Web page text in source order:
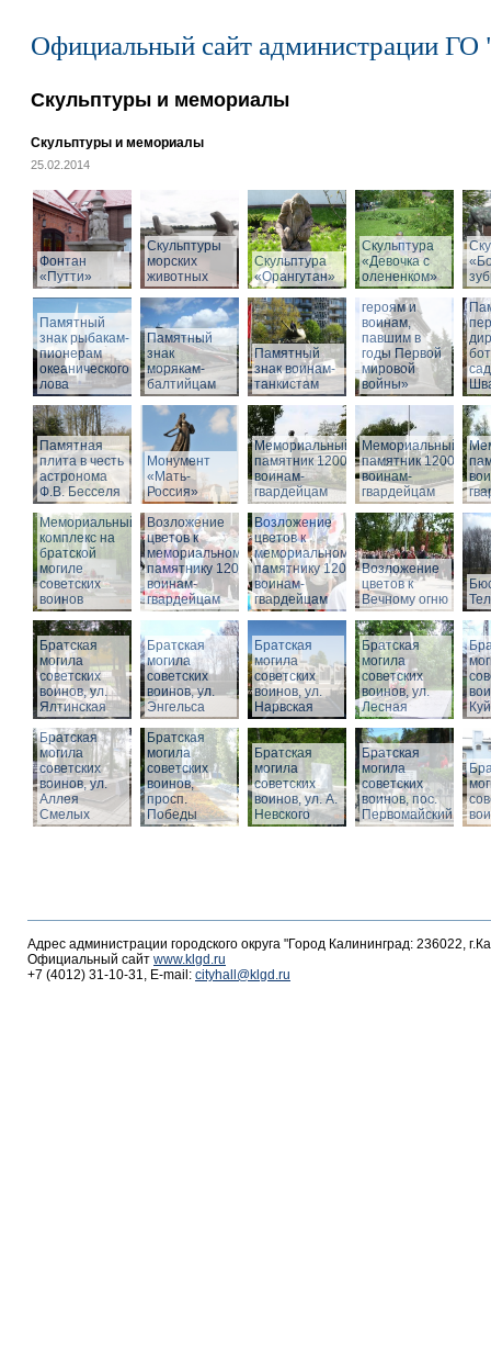
Официальный сайт администрации ГО
Скульптуры и мемориалы
Скульптуры и мемориалы
25.02.2014
Фонтан
«Путти»
Скульптуры
морских
животных
Скульптура
«Орангутан»
Скульптура
«Девочка с
олененком»
Памятный
знак рыбакам-
пионерам
океанического
лова
Памятный
знак
морякам-
балтийцам
Памятный
знак воинам-
танкистам
Памятник
«Российским
героям и
воинам,
павшим в
годы Первой
мировой
войны»
Памятная
плита в честь
астронома
Ф.В. Бесселя
Монумент
«Мать-
Россия»
Мемориальный
памятник 1200
воинам-
гвардейцам
Мемориальный
памятник 1200
воинам-
гвардейцам
Мемориальный
комплекс на
братской
могиле
советских
воинов
Возложение
цветов к
мемориальному
памятнику 1200
воинам-
гвардейцам
Возложение
цветов к
мемориальному
памятнику 1200
воинам-
гвардейцам
Возложение
цветов к
Вечному огню
Братская
могила
советских
воинов, ул.
Ялтинская
Братская
могила
советских
воинов, ул.
Энгельса
Братская
могила
советских
воинов, ул.
Нарвская
Братская
могила
советских
воинов, ул.
Лесная
Братская
могила
советских
воинов, ул.
Аллея
Смелых
Братская
могила
советских
воинов,
просп.
Победы
Братская
могила
советских
воинов, ул. А.
Невского
Братская
могила
советских
воинов, пос.
Первомайский
Адрес администрации городского округа "Город Калининград: 236022,
Официальный сайт www.klgd.ru
+7 (4012) 31-10-31, E-mail: cityhall@klgd.ru